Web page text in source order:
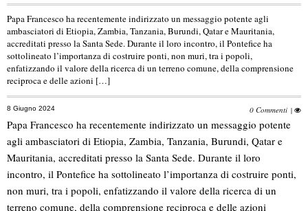
Papa Francesco ha recentemente indirizzato un messaggio potente agli
ambasciatori di Etiopia, Zambia, Tanzania, Burundi, Qatar e Mauritania,
accreditati presso la Santa Sede. Durante il loro incontro, il Pontefice ha
sottolineato l’importanza di costruire ponti, non muri, tra i popoli,
enfatizzando il valore della ricerca di un terreno comune, della comprensione
reciproca e delle azioni […]
8 Giugno 2024 0 Commenti |
Papa Francesco ha recentemente indirizzato un messaggio potente
agli ambasciatori di Etiopia, Zambia, Tanzania, Burundi, Qatar e
Mauritania, accreditati presso la Santa Sede. Durante il loro
incontro, il Pontefice ha sottolineato l’importanza di costruire ponti,
non muri, tra i popoli, enfatizzando il valore della ricerca di un
terreno comune, della comprensione reciproca e delle azioni